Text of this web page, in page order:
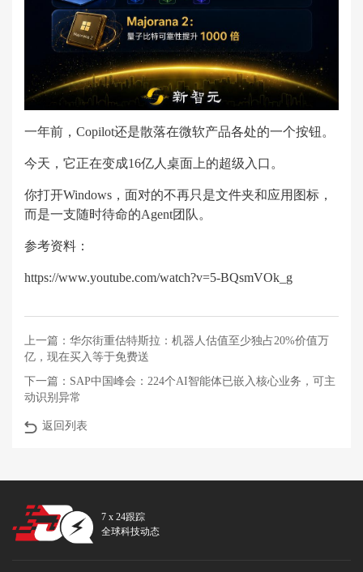
一年前，Copilot还是散落在微软产品各处的一个按钮。
今天，它正在变成16亿人桌面上的超级入口。
你打开Windows，面对的不再只是文件夹和应用图标，
而是一支随时待命的Agent团队。
参考资料：
https://www.youtube.com/watch?v=5-BQsmVOk_g
上一篇： 华尔街重估特斯拉：机器人估值至少独占20%价值万
亿，现在买入等于免费送
下一篇： SAP中国峰会：224个AI智能体已嵌入核心业务，可主
动识别异常
返回列表
7 x 24跟踪
全球科技动态